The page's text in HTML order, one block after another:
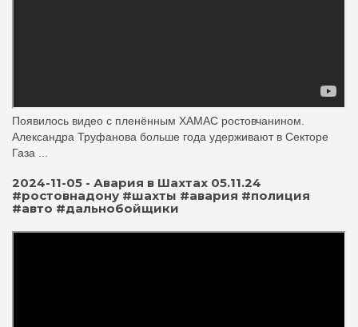
Появилось видео с пленённым ХАМАС ростовчанином.
Александра Труфанова больше года удерживают в Секторе
Газа ...
2024-11-05 - Авария в Шахтах 05.11.24
#ростовнадону #шахты #авария #полиция
#авто #дальнобойщики